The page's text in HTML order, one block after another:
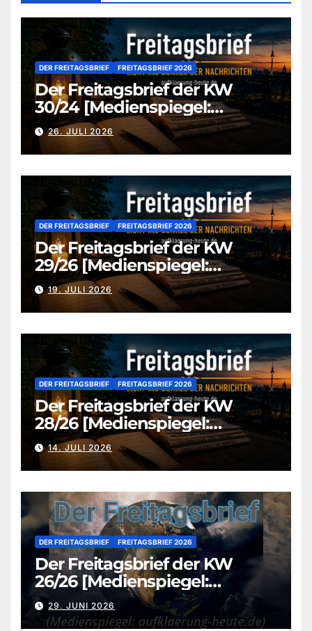
DER FREITAGSBRIEF FREITAGSBRIEF 2026
Der Freitagsbrief der KW
30/24 [Medienspiegel:
aufklaerung-heute-de]
26. JULI 2026
DER FREITAGSBRIEF FREITAGSBRIEF 2026
Der Freitagsbrief der KW
29/26 [Medienspiegel:
aufklaerung-heute.de]
19. JULI 2026
DER FREITAGSBRIEF FREITAGSBRIEF 2026
Der Freitagsbrief der KW
28/26 [Medienspiegel:
aufklaerung-heute.de]
14. JULI 2026
DER FREITAGSBRIEF FREITAGSBRIEF 2026
Der Freitagsbrief der KW
26/26 [Medienspiegel:
aufklaerung-heute.de]
29. JUNI 2026